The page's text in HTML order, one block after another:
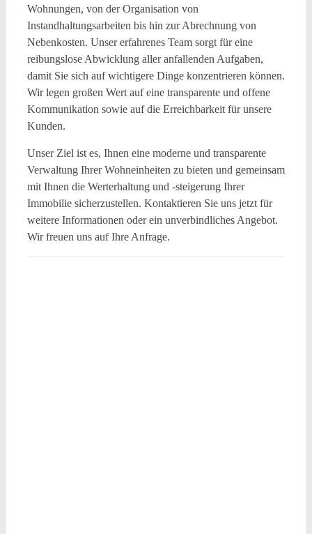
Wohnungen, von der Organisation von
Instandhaltungsarbeiten bis hin zur Abrechnung von
Nebenkosten. Unser erfahrenes Team sorgt für eine
reibungslose Abwicklung aller anfallenden Aufgaben,
damit Sie sich auf wichtigere Dinge konzentrieren können.
Wir legen großen Wert auf eine transparente und offene
Kommunikation sowie auf die Erreichbarkeit für unsere
Kunden.
Unser Ziel ist es, Ihnen eine moderne und transparente
Verwaltung Ihrer Wohneinheiten zu bieten und gemeinsam
mit Ihnen die Werterhaltung und -steigerung Ihrer
Immobilie sicherzustellen. Kontaktieren Sie uns jetzt für
weitere Informationen oder ein unverbindliches Angebot.
Wir freuen uns auf Ihre Anfrage.